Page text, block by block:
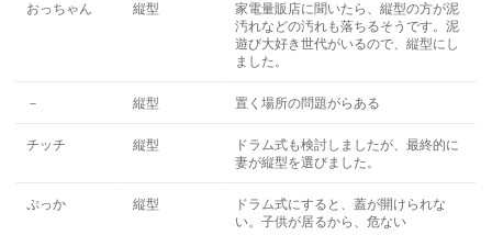
おっちゃん 縦型
家電量販店に聞いたら、縦型の方が泥
汚れなどの汚れも落ちるそうです。泥
遊び大好き世代がいるので、縦型にし
ました。
－ 縦型 置く場所の問題がらある
チッチ 縦型
ドラム式も検討しましたが、最終的に
妻が縦型を選びました。
ぷっか 縦型
ドラム式にすると、蓋が開けられな
い。子供が居るから、危ない